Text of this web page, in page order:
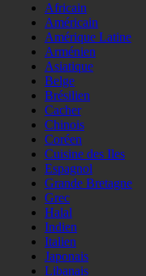
Africain
Américain
Amérique Latine
Arménien
Asiatique
Belge
Brésilien
Cacher
Chinois
Coréen
Cuisine des Iles
Espagnol
Grande Bretagne
Grec
Halal
Indien
Italien
Japonais
Libanais